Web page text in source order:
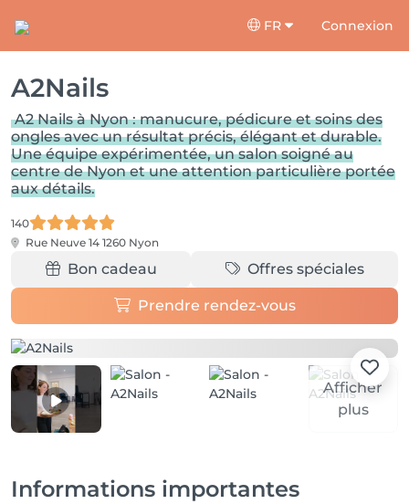
FR Connexion
A2Nails
A2 Nails à Nyon : manucure, pédicure et soins des
ongles avec un résultat précis, élégant et durable.
Une équipe expérimentée, un salon soigné au
centre de Nyon et une attention particulière portée
aux détails.
140
Rue Neuve 14 1260 Nyon
Bon cadeau Offres spéciales
Prendre rendez-vous
Afficher
plus
Informations importantes